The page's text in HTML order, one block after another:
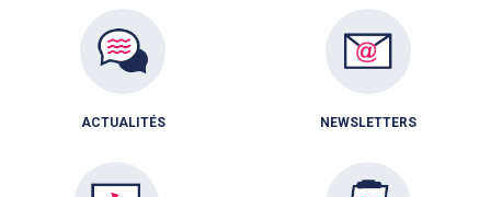
ACTUALITÉS NEWSLETTERS